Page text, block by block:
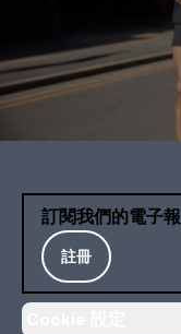
訂閱我們的電子報
註冊